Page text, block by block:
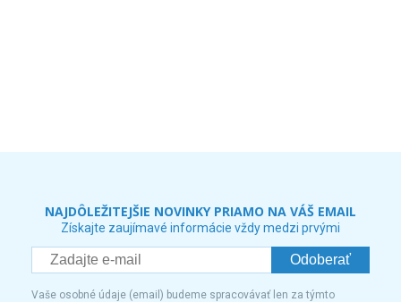
NAJDÔLEŽITEJŠIE NOVINKY PRIAMO NA VÁŠ EMAIL
Získajte zaujímavé informácie vždy medzi prvými
Odoberať
Vaše osobné údaje (email) budeme spracovávať len za týmto